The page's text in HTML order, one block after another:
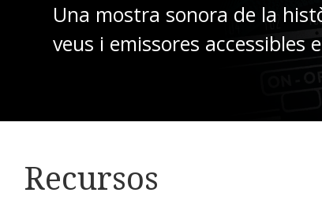
Una mostra sonora de la
veus i emissores accessibles
Recursos